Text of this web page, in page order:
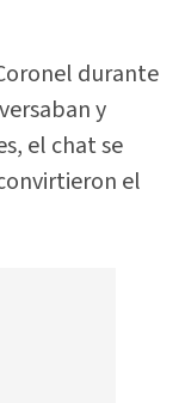
durante
y
el chat se
el